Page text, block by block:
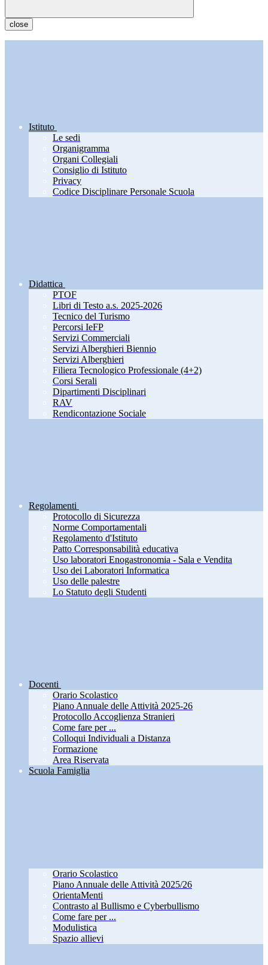
close
Istituto
Le sedi
Organigramma
Organi Collegiali
Consiglio di Istituto
Privacy
Codice Disciplinare Personale Scuola
Didattica
PTOF
Libri di Testo a.s. 2025-2026
Tecnico del Turismo
Percorsi IeFP
Servizi Commerciali
Servizi Alberghieri Biennio
Servizi Alberghieri
Filiera Tecnologico Professionale (4+2)
Corsi Serali
Dipartimenti Disciplinari
RAV
Rendicontazione Sociale
Regolamenti
Protocollo di Sicurezza
Norme Comportamentali
Regolamento d'Istituto
Patto Corresponsabilità educativa
Uso laboratori Enogastronomia - Sala e Vendita
Uso dei Laboratori Informatica
Uso delle palestre
Lo Statuto degli Studenti
Docenti
Orario Scolastico
Piano Annuale delle Attività 2025-26
Protocollo Accoglienza Stranieri
Come fare per ...
Colloqui Individuali a Distanza
Formazione
Area Riservata
Scuola Famiglia
Orario Scolastico
Piano Annuale delle Attività 2025/26
OrientaMenti
Contrasto al Bullismo e Cyberbullismo
Come fare per ...
Modulistica
Spazio allievi